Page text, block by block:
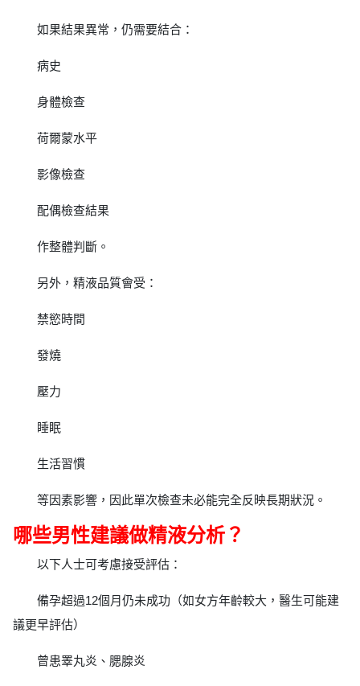
如果結果異常，仍需要結合：
病史
身體檢查
荷爾蒙水平
影像檢查
配偶檢查結果
作整體判斷。
另外，精液品質會受：
禁慾時間
發燒
壓力
睡眠
生活習慣
等因素影響，因此單次檢查未必能完全反映長期狀況。
哪些男性建議做精液分析？
以下人士可考慮接受評估：
備孕超過12個月仍未成功（如女方年齡較大，醫生可能建
議更早評估）
曾患睪丸炎、腮腺炎